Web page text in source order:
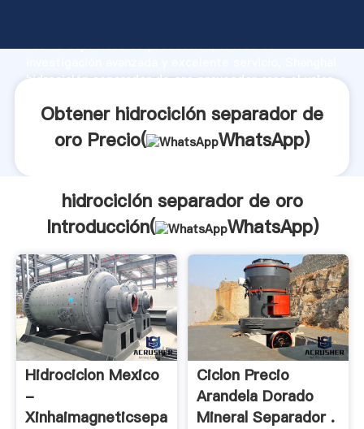
fuerte capacidad de producción, fuerza de
hidrociclón separador de oro proveedor crea el valor
Obtener hidrociclón separador de
oro Precio(
WhatsApp)
hidrociclón separador de oro
Introducción(
WhatsApp)
Hidrociclon Mexico
-
Xinhaimagneticseparator
Ciclon Precio
Arandela Dorado
Mineral Separador .